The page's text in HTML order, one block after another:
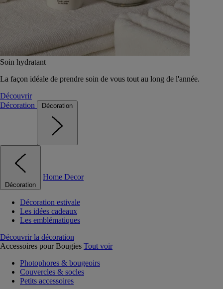
Soin hydratant
La façon idéale de prendre soin de vous tout au long de l'année.
Découvrir
Décoration
Décoration
Décoration
Home Decor
Décoration estivale
Les idées cadeaux
Les emblématiques
Découvrir la décoration
Accessoires pour Bougies Tout voir
Photophores & bougeoirs
Couvercles & socles
Petits accessoires